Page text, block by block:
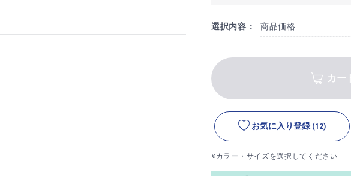
選択内容： 商品価格
カー
お気に入り登録 (12)
※カラー・サイズを選択してください